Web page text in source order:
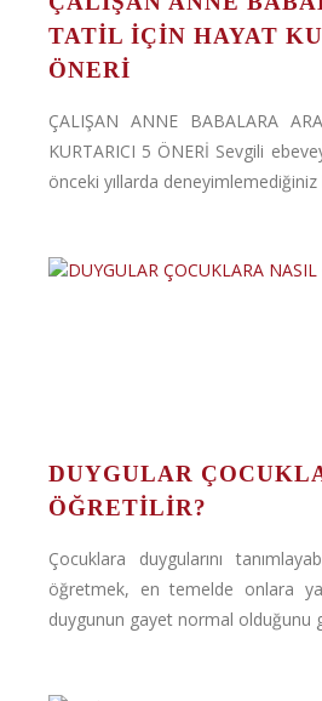
TATİL İÇİN HAYAT
ÖNERİ
ÇALIŞAN ANNE BABALARA
KURTARICI 5 ÖNERİ Sevgili
önceki yıllarda
DUYGULAR
ÖĞRETİLİR?
Çocuklara duygularını
öğretmek, en temelde onlara
duygunun gayet normal olduğunu